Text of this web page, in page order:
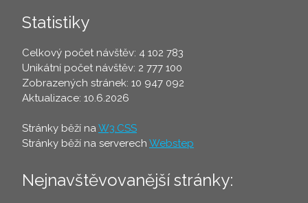
Statistiky
Celkový počet návštěv: 4 102 783
Unikátní počet návštěv: 2 777 100
Zobrazených stránek: 10 947 092
Aktualizace: 10.6.2026
Stránky běží naW3.CSS
Stránky běží na serverech Webstep
Nejnavštěvovanější stránky: